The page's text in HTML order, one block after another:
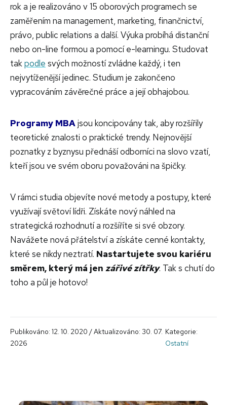
rok a je realizováno v 15 oborových programech se
zaměřením na management, marketing, finančnictví,
právo, public relations a další. Výuka probíhá distanční
nebo on-line formou a pomocí e-learningu. Studovat
takpodle svých možností zvládne každý, i ten
nejvytíženější jedinec. Studium je zakončeno
vypracováním závěrečné práce a její obhajobou.
Programy MBAjsou koncipovány tak, aby rozšířily
teoretické znalosti o praktické trendy. Nejnovější
poznatky z byznysu přednáší odborníci na slovo vzatí,
kteří jsou ve svém oboru považováni na špičky.
V rámci studia objevíte nové metody a postupy, které
využívají světoví lídři. Získáte nový náhled na
strategická rozhodnutí a rozšíříte si své obzory.
Navážete nová přátelství a získáte cenné kontakty,
které se nikdy neztratí. Nastartujete svou kariéru
směrem, který má jen zářivé zítřky. Tak s chutí do
toho a půl je hotovo!
Publikováno: 12. 10. 2020 / Aktualizováno: 30. 07.
2026
Kategorie:
Ostatní